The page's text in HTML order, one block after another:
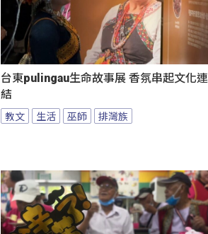
台東pulingau生命故事展 香氛串起文化連
結
教文 生活 巫師 排灣族